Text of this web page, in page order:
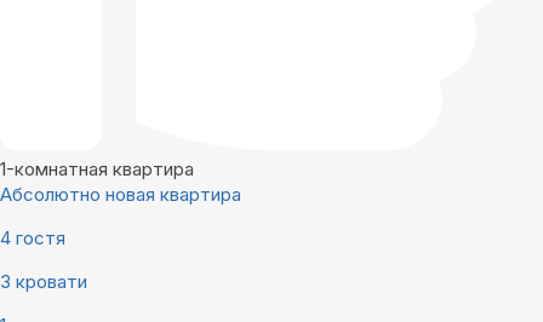
1-комнатная квартира
Абсолютно новая квартира
4 гостя
3 кровати